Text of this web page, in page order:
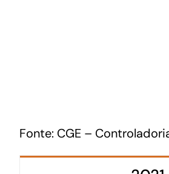
Fonte: CGE –